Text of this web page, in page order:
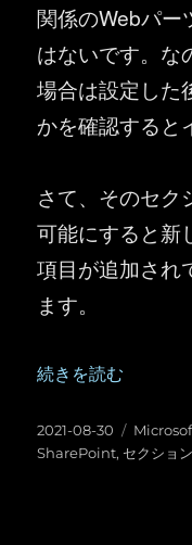
関係のWebパー
はないです。な
場合は設定した
かを確認すると
さて、そのセク
可能にすると新
項目が追加され
ます。
“SharePoint ：セ
続きを読む
投
稿
2021-08-30
カ
テ
SharePoint, セクション